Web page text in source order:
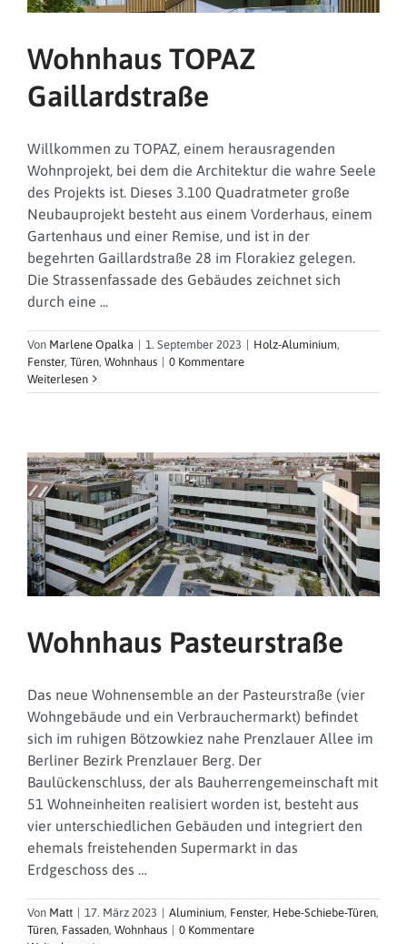
Wohnhaus TOPAZ
Gaillardstraße
Willkommen zu TOPAZ, einem herausragenden
Wohnprojekt, bei dem die Architektur die wahre Seele
des Projekts ist. Dieses 3.100 Quadratmeter große
Neubauprojekt besteht aus einem Vorderhaus, einem
Gartenhaus und einer Remise, und ist in der
begehrten Gaillardstraße 28 im Florakiez gelegen.
Die Strassenfassade des Gebäudes zeichnet sich
durch eine ...
Von Marlene Opalka 1. September 2023 Holz-Aluminium,
Fenster, Türen, Wohnhaus
0 Kommentare
Weiterlesen
Wohnhaus Pasteurstraße
Das neue Wohnensemble an der Pasteurstraße (vier
Wohngebäude und ein Verbrauchermarkt) befindet
sich im ruhigen Bötzowkiez nahe Prenzlauer Allee im
Berliner Bezirk Prenzlauer Berg. Der
Baulückenschluss, der als Bauherrengemeinschaft mit
51 Wohneinheiten realisiert worden ist, besteht aus
vier unterschiedlichen Gebäuden und integriert den
ehemals freistehenden Supermarkt in das
Erdgeschoss des …
Von Matt | 17. März 2023 | Aluminium, Fenster, Hebe-Schiebe-Türen,
Türen, Fassaden, Wohnhaus | 0 Kommentare